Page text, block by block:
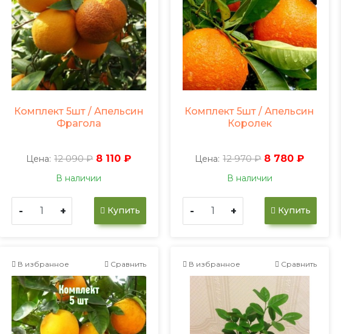
Комплект 5шт / Апельсин
Фрагола
Цена: 12 090 ₽ 8 110 ₽
В наличии
- + Купить
Комплект 5шт / Апельсин
Королек
Цена: 12 970 ₽ 8 780 ₽
В наличии
- + Купить
В избранное Сравнить В избранное Сравнить